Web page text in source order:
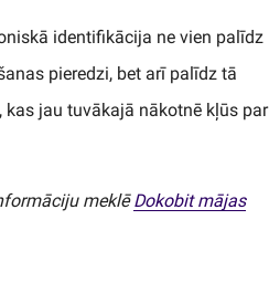
identifikācija ne vien palīdz
pieredzi, bet arī palīdz tā
jau tuvākajā nākotnē kļūs par
meklēDokobit mājas